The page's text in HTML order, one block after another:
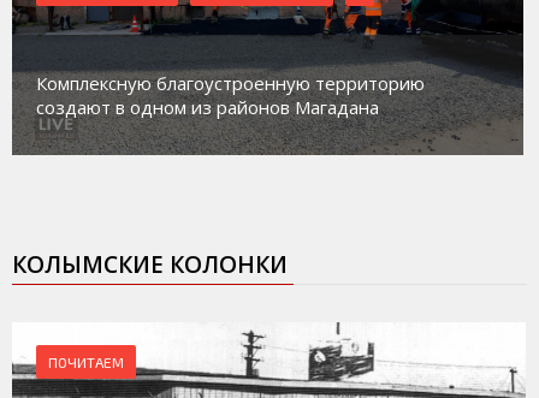
территорию
Магадан присоединился к
работе с
социального риска «Переправа»
КОЛЫМСКИЕ КОЛОНКИ
ПОЧИТАЕМ